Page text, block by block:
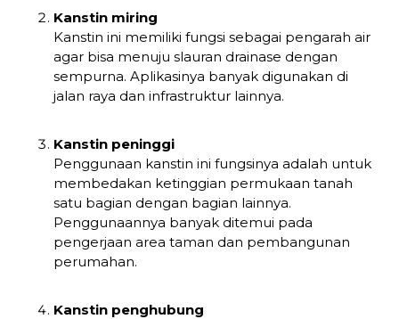
Kanstin miring
Kanstin ini memiliki fungsi sebagai pengarah air
agar bisa menuju slauran drainase dengan
sempurna. Aplikasinya banyak digunakan di
jalan raya dan infrastruktur lainnya.
Kanstin peninggi
Penggunaan kanstin ini fungsinya adalah untuk
membedakan ketinggian permukaan tanah
satu bagian dengan bagian lainnya.
Penggunaannya banyak ditemui pada
pengerjaan area taman dan pembangunan
perumahan.
Kanstin penghubung